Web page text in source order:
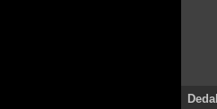
Dedal